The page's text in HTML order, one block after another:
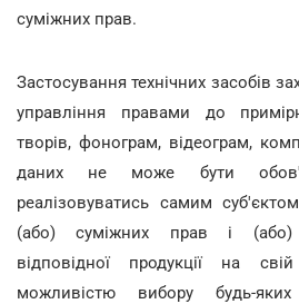
суміжних прав.
Застосування технічних засобів
управління правами до
творів, фонограм, відеограм,
даних не може бути
реалізовуватись самим
(або) суміжних прав і (або)
відповідної продукції на
можливістю вибору будь-яких